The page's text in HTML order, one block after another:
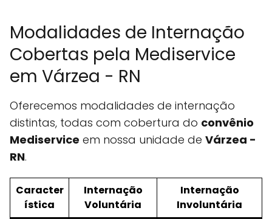
Modalidades de Internação
Cobertas pela Mediservice
em Várzea - RN
Oferecemos modalidades de internação
distintas, todas com cobertura do convênio
Mediservice em nossa unidade de Várzea -
RN.
Caracter
ística
Internação
Voluntária
Internação
Involuntária